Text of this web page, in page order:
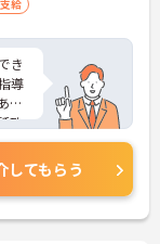
給
き
導
る
致
してもらう